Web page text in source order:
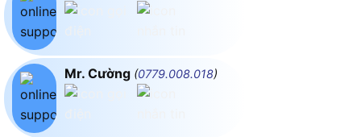
Mr. Cường (0779.008.018)